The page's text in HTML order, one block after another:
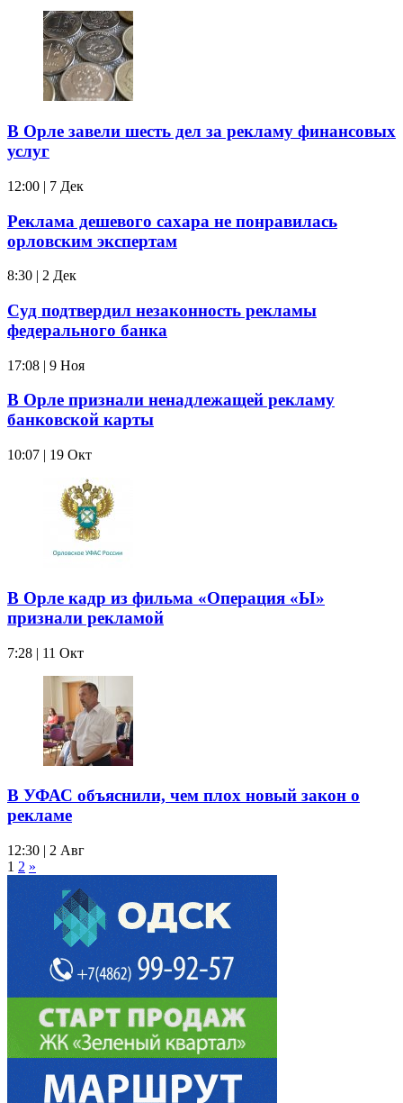
В Орле завели шесть дел за рекламу финансовых
услуг
12:00 | 7 Дек
Реклама дешевого сахара не понравилась
орловским экспертам
8:30 | 2 Дек
Суд подтвердил незаконность рекламы
федерального банка
17:08 | 9 Ноя
В Орле признали ненадлежащей рекламу
банковской карты
10:07 | 19 Окт
В Орле кадр из фильма «Операция «Ы»
признали рекламой
7:28 | 11 Окт
В УФАС объяснили, чем плох новый закон о
рекламе
12:30 | 2 Авг
1 2 »